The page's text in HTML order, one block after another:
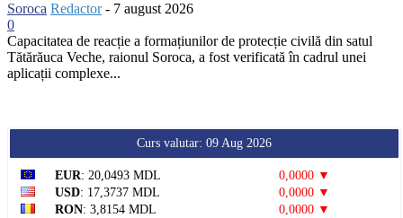
Soroca Redactor - 7 august 2026
0
Capacitatea de reacție a formațiunilor de protecție civilă din satul
Tătărăuca Veche, raionul Soroca, a fost verificată în cadrul unei
aplicații complexe...
Curs valutar: 09 Aug 2026
EUR: 20,0493 MDL
0,0000 ▼
USD: 17,3737 MDL
0,0000 ▼
RON: 3,8154 MDL
0,0000 ▼